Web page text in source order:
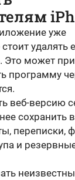
уже
удалять
Это может
программу
веб-версию
сохранить
переписки,
и